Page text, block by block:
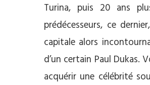
Turina, puis 20 ans
prédécesseurs, ce
capitale alors
d’un certain Paul Dukas.
acquérir une célébrité